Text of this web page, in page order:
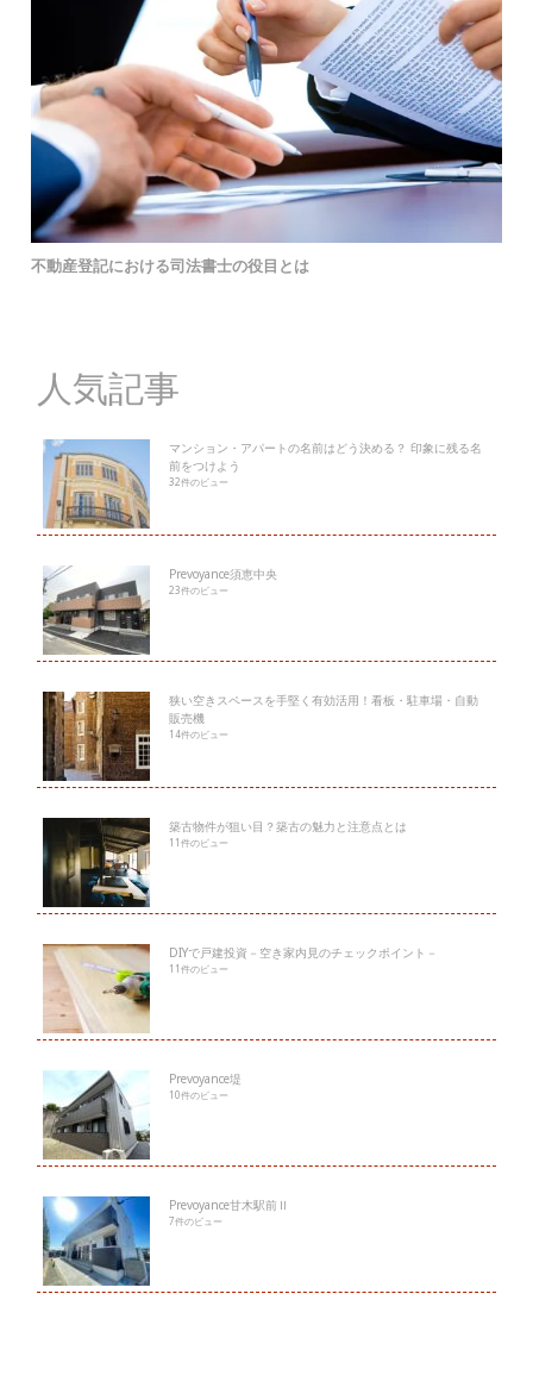
不動産登記における司法書士の役目とは
人気記事
マンション・アパートの名前はどう決める？ 印象に残る名
前をつけよう
32件のビュー
Prevoyance須恵中央
23件のビュー
狭い空きスペースを手堅く有効活用！看板・駐車場・自動
販売機
14件のビュー
築古物件が狙い目？築古の魅力と注意点とは
11件のビュー
DIYで戸建投資－空き家内見のチェックポイント－
11件のビュー
Prevoyance堤
10件のビュー
Prevoyance甘木駅前Ⅱ
7件のビュー